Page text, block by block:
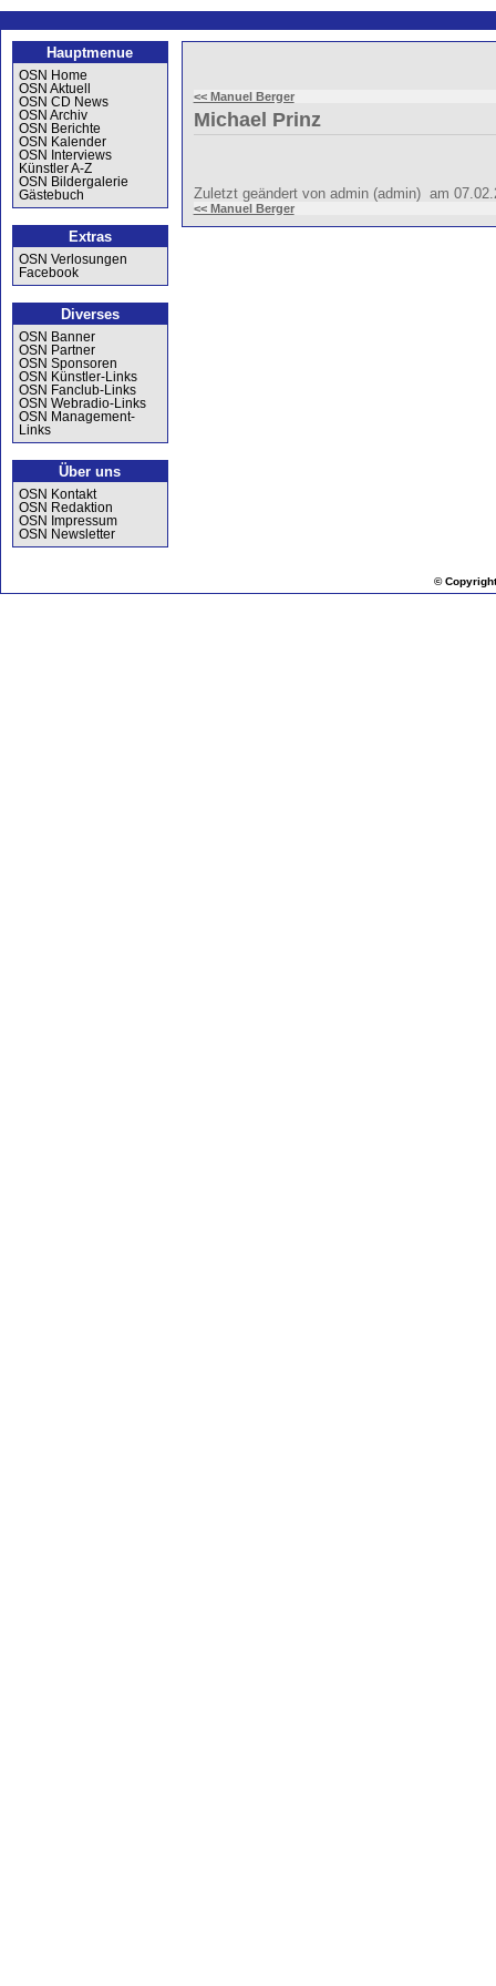
Hauptmenue
OSN Home
OSN Aktuell
OSN CD News
OSN Archiv
OSN Berichte
OSN Kalender
OSN Interviews
Künstler A-Z
OSN Bildergalerie
Gästebuch
Extras
OSN Verlosungen
Facebook
Diverses
OSN Banner
OSN Partner
OSN Sponsoren
OSN Künstler-Links
OSN Fanclub-Links
OSN Webradio-Links
OSN Management-
Links
Über uns
OSN Kontakt
OSN Redaktion
OSN Impressum
OSN Newsletter
<< Manuel Berger
Michael Prinz
Zuletzt geändert von admin (admin) am
<< Manuel Berger
©